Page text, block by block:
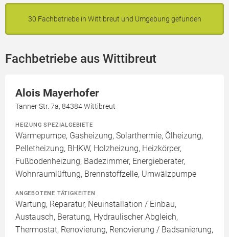
30 Fachbetriebe in Wittibreut und Umgebung gefunden
Fachbetriebe aus Wittibreut
Alois Mayerhofer
Tanner Str. 7a, 84384 Wittibreut
HEIZUNG SPEZIALGEBIETE
Wärmepumpe, Gasheizung, Solarthermie, Ölheizung,
Pelletheizung, BHKW, Holzheizung, Heizkörper,
Fußbodenheizung, Badezimmer, Energieberater,
Wohnraumlüftung, Brennstoffzelle, Umwälzpumpe
ANGEBOTENE TÄTIGKEITEN
Wartung, Reparatur, Neuinstallation / Einbau,
Austausch, Beratung, Hydraulischer Abgleich,
Thermostat, Renovierung, Renovierung / Badsanierung,